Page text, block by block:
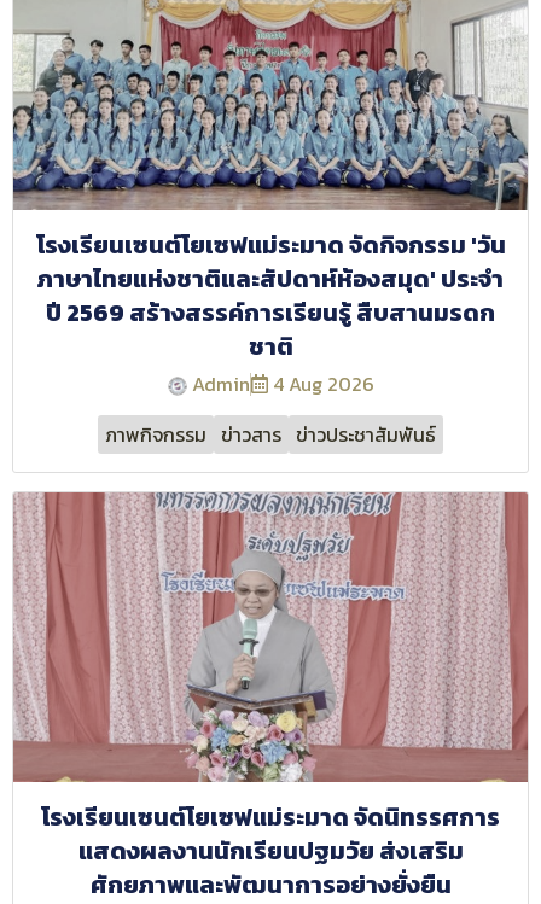
โรงเรียนเซนต์โยเซฟแม่ระมาด จัดกิจกรรม 'วัน
ภาษาไทยแห่งชาติและสัปดาห์ห้องสมุด' ประจำ
ปี 2569 สร้างสรรค์การเรียนรู้ สืบสานมรดก
ชาติ
Admin
4 Aug 2026
ภาพกิจกรรม ข่าวสาร ข่าวประชาสัมพันธ์
โรงเรียนเซนต์โยเซฟแม่ระมาด จัดนิทรรศการ
แสดงผลงานนักเรียนปฐมวัย ส่งเสริม
ศักยภาพและพัฒนาการอย่างยั่งยืน